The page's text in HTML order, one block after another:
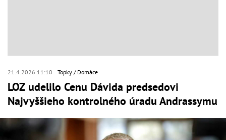
21.4.2026 11:10 Topky Domáce
LOZ udelilo Cenu Dávida predsedovi
Najvyššieho kontrolného úradu Andrassymu